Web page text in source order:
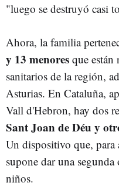
"luego se destruyó casi
Ahora, la familia
y 13 menores que están
sanitarios de la región,
Asturias. En Cataluña,
Vall d'Hebron, hay dos
Sant Joan de Déu y
Un dispositivo que,
supone dar una
niños.